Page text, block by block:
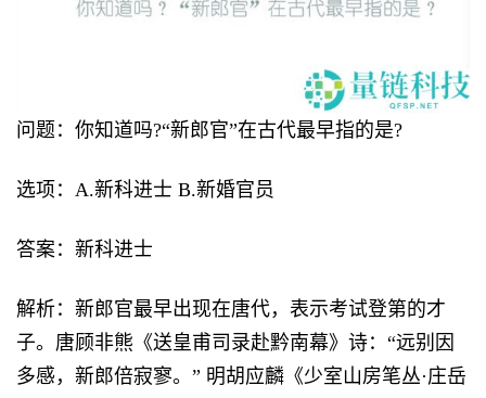
问题：你知道吗?“新郎官”在古代最早指的是?
选项：A.新科进士 B.新婚官员
答案：新科进士
解析：新郎官最早出现在唐代，表示考试登第的才
子。唐顾非熊《送皇甫司录赴黔南幕》诗：“远别因
多感，新郎倍寂寥。” 明胡应麟《少室山房笔丛·庄岳